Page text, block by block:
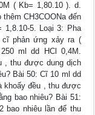
( Kb= 1,80.10 ). d.
CH3COONa đến
1,8.10-5. Loại 3: Pha
cĩ phản ứng xảy ra (
ml dd HCl 0,4M.
, thu được dung dịch
Bài 50: Cĩ 10 ml dd
khoấy đều , thu được
bao nhiêu? Bài 51:
bao nhiêu lần để thu